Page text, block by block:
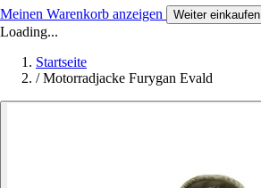
Meinen Warenkorb anzeigen Weiter einkaufen
Loading...
Startseite
/ Motorradjacke Furygan Evald